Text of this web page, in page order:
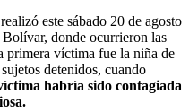
este sábado 20 de agosto
donde ocurrieron las
primera víctima fue la niña de
detenidos, cuando
habría sido contagiada